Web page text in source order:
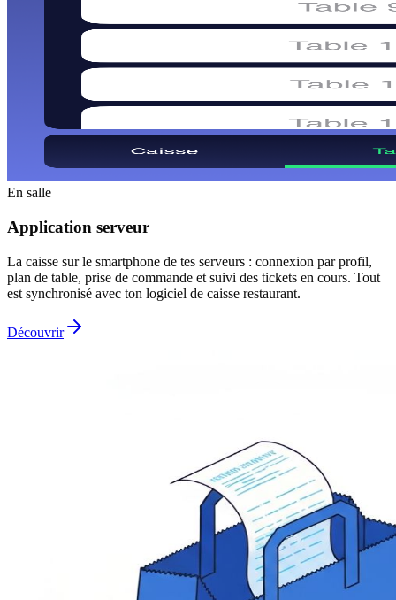
En salle
Application serveur
La caisse sur le smartphone de tes serveurs : connexion par profil,
plan de table, prise de commande et suivi des tickets en cours. Tout
est synchronisé avec ton logiciel de caisse restaurant.
Découvrir